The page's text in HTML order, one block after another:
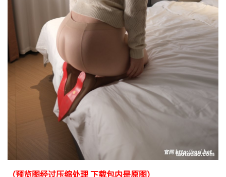
（预览图经过压缩处理 下载包内是原图）